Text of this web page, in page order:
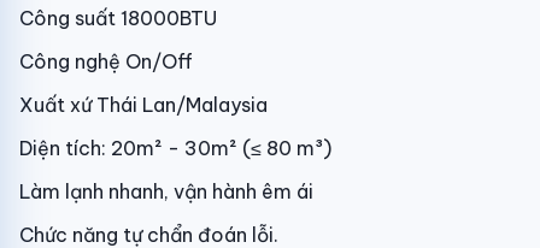
Công suất 18000BTU
Công nghệ On/Off
Xuất xứ Thái Lan/Malaysia
Diện tích: 20m² - 30m² (≤ 80 m³)
Làm lạnh nhanh, vận hành êm ái
Chức năng tự chẩn đoán lỗi.